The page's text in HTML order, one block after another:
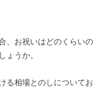
、お祝いはどのくらいの
ょうか。
る相場とのしについてお